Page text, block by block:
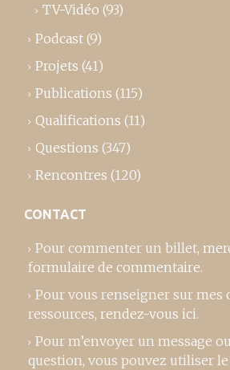
TV-Vidéo (93)
Podcast (9)
Projets (41)
Publications (115)
Qualifications (11)
Questions (347)
Rencontres (120)
CONTACT
Pour commenter un billet,
formulaire de commentaire.
Pour vous renseigner sur mes
ressources, rendez-vous ici.
Pour m’envoyer un message
question, vous pouvez utiliser